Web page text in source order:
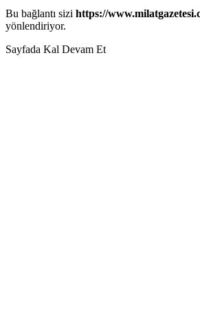
Bu bağlantı sizi https://
yönlendiriyor.
Sayfada Kal Devam Et